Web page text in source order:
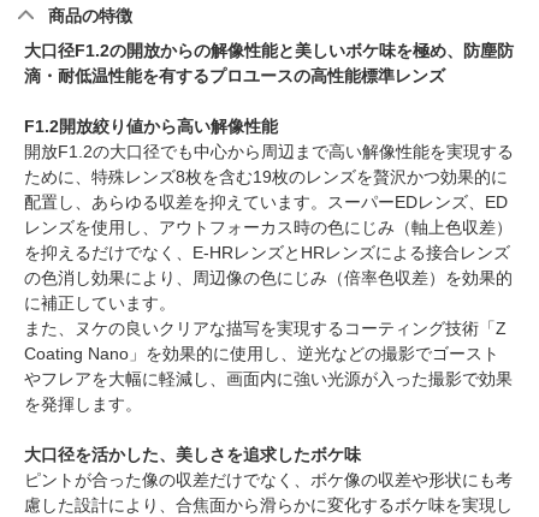
商品の特徴
大口径F1.2の開放からの解像性能と美しいボケ味を極め、防塵防
滴・耐低温性能を有するプロユースの高性能標準レンズ
F1.2開放絞り値から高い解像性能
開放F1.2の大口径でも中心から周辺まで高い解像性能を実現する
ために、特殊レンズ8枚を含む19枚のレンズを贅沢かつ効果的に
配置し、あらゆる収差を抑えています。スーパーEDレンズ、ED
レンズを使用し、アウトフォーカス時の色にじみ（軸上色収差）
を抑えるだけでなく、E-HRレンズとHRレンズによる接合レンズ
の色消し効果により、周辺像の色にじみ（倍率色収差）を効果的
に補正しています。
また、ヌケの良いクリアな描写を実現するコーティング技術「Z
Coating Nano」を効果的に使用し、逆光などの撮影でゴースト
やフレアを大幅に軽減し、画面内に強い光源が入った撮影で効果
を発揮します。
大口径を活かした、美しさを追求したボケ味
ピントが合った像の収差だけでなく、ボケ像の収差や形状にも考
慮した設計により、合焦面から滑らかに変化するボケ味を実現し